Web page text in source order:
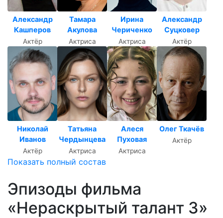
Александр
Кашперов
Актёр
Тамара
Акулова
Актриса
Ирина
Чериченко
Актриса
Александр
Суцковер
Актёр
Николай
Иванов
Актёр
Татьяна
Чердынцева
Актриса
Алеся
Пуховая
Актриса
Олег Ткачёв
Актёр
Показать полный состав
Эпизоды фильма
«Нераскрытый талант 3»